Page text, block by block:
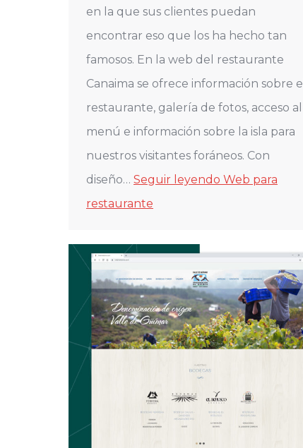
en la que sus clientes puedan
encontrar eso que los ha hecho tan
famosos. En la web del restaurante
Canaima se ofrece información sobre el
restaurante, galería de fotos, acceso al
menú e información sobre la isla para
nuestros visitantes foráneos. Con
diseño… Seguir leyendo Web para
restaurante